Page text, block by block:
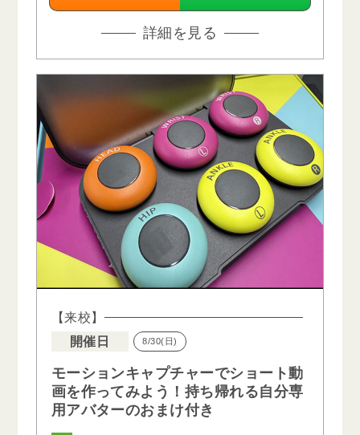
詳細を見る
【来校】
開催日
8/30(日)
モーションキャプチャーでショート動
画を作ってみよう！持ち帰れる自分専
用アバターのおまけ付き